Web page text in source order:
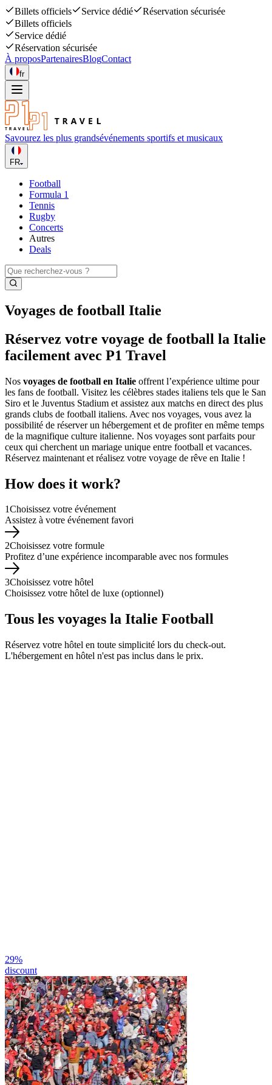
Billets officiels Service dédié
Réservation sécurisée
Billets officiels
Service dédié
Réservation sécurisée
À proposPartenairesBlogContact
fr
Savourez les plus grandsévénements sportifs et musicaux
FR
Football
Formula 1
Tennis
Rugby
Concerts
Autres
Deals
Voyages de football Italie
Réservez votre voyage de football la Italie
facilement avec P1 Travel
Nos voyages de football en Italie offrent l’expérience ultime pour
les fans de football. Visitez les célèbres stades italiens tels que le San
Siro et le Juventus Stadium et assistez aux matchs en direct des plus
grands clubs de football italiens. Avec nos voyages, vous avez la
possibilité de réserver un hébergement et de profiter en même temps
de la magnifique culture italienne. Nos voyages sont parfaits pour
ceux qui cherchent un mariage unique entre football et vacances.
Réservez maintenant et réalisez votre voyage de rêve en Italie !
How does it work?
1Choisissez votre événement
Assistez à votre événement favori
2Choisissez votre formule
Profitez d’une expérience incomparable avec nos formules
3Choisissez votre hôtel
Choisissez votre hôtel de luxe (optionnel)
Tous les voyages la Italie Football
Réservez votre hôtel en toute simplicité lors du check-out.
L'hébergement en hôtel n'est pas inclus dans le prix.
29%
discount